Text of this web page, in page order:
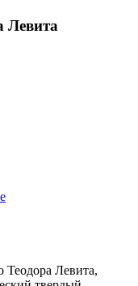
Левита
Теодора Левита,